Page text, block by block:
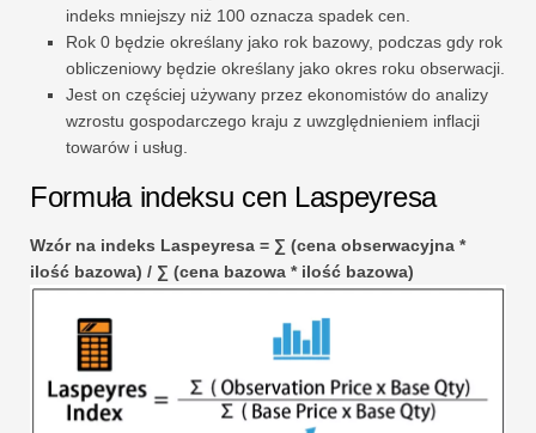
indeks mniejszy niż 100 oznacza spadek cen.
Rok 0 będzie określany jako rok bazowy, podczas gdy rok
obliczeniowy będzie określany jako okres roku obserwacji.
Jest on częściej używany przez ekonomistów do analizy
wzrostu gospodarczego kraju z uwzględnieniem inflacji
towarów i usług.
Formuła indeksu cen Laspeyresa
Wzór na indeks Laspeyresa = ∑ (cena obserwacyjna *
ilość bazowa) / ∑ (cena bazowa * ilość bazowa)